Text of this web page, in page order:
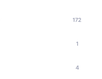
172
1
4